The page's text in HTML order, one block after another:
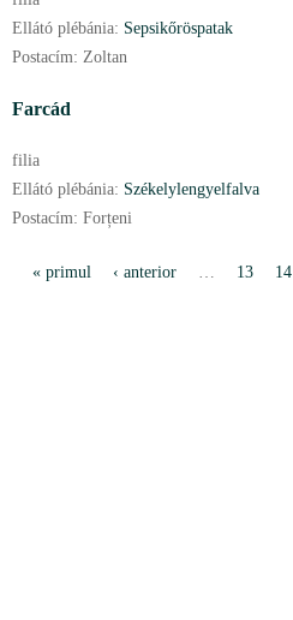
Ellátó plébánia: Sepsikőröspatak
Postacím: Zoltan
Farcád
filia
Ellátó plébánia: Székelylengyelfalva
Postacím: Forțeni
« primul ‹ anterior 13 14